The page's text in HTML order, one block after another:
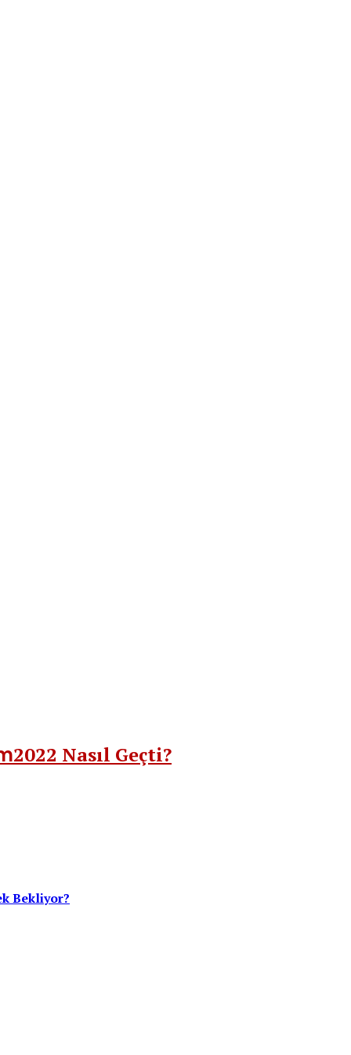
2022 Nasıl Geçti?
Bekliyor?